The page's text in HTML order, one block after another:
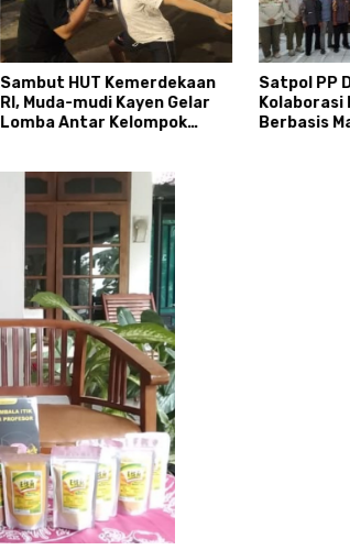
Sambut HUT Kemerdekaan
RI, Muda-mudi Kayen Gelar
Lomba Antar Kelompok
Satpol PP
Kolaborasi
Berbasis